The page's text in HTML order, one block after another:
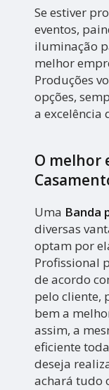
Se estiver
eventos,
iluminação
melhor
Produções
opções,
a excelência
O melhor
Uma Banda
diversas
optam por
Profissional
de acordo
pelo cliente,
bem a
assim, a
eficiente
deseja
achará tudo